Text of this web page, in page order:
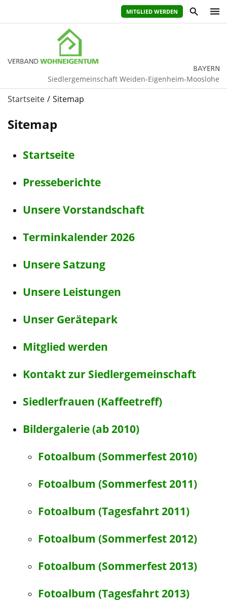
MITGLIED WERDEN
Siedlergemeinschaft Weiden-Eigenheim-Mooslohe
Startseite Sitemap
Sitemap
Startseite
Presseberichte
Unsere Vorstandschaft
Terminkalender 2026
Unsere Satzung
Unsere Leistungen
Unser Gerätepark
Mitglied werden
Kontakt zur Siedlergemeinschaft
Siedlerfrauen (Kaffeetreff)
Bildergalerie (ab 2010)
Fotoalbum (Sommerfest 2010)
Fotoalbum (Sommerfest 2011)
Fotoalbum (Tagesfahrt 2011)
Fotoalbum (Sommerfest 2012)
Fotoalbum (Sommerfest 2013)
Fotoalbum (Tagesfahrt 2013)